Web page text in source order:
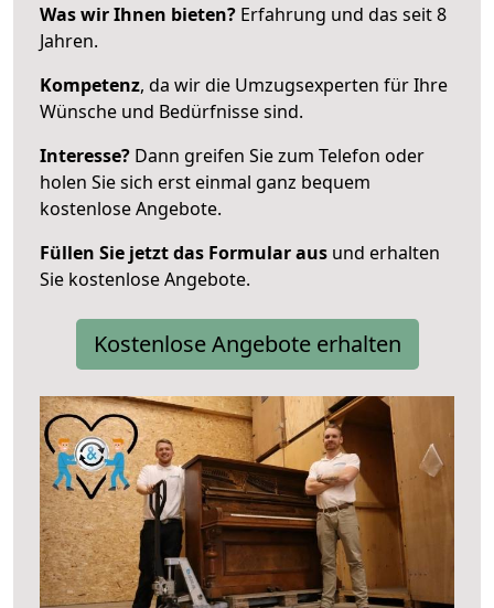
Was wir Ihnen bieten? Erfahrung und das seit 8
Jahren.
Kompetenz, da wir die Umzugsexperten für Ihre
Wünsche und Bedürfnisse sind.
Interesse? Dann greifen Sie zum Telefon oder
holen Sie sich erst einmal ganz bequem
kostenlose Angebote.
Füllen Sie jetzt das Formular aus und erhalten
Sie kostenlose Angebote.
Kostenlose Angebote erhalten